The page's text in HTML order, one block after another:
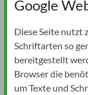
Google
Diese Seite nutzt
Schriftarten so
bereitgestellt
Browser die
um Texte und